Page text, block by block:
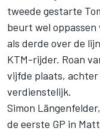
tweede gestarte
beurt wel
als derde over de
KTM-rijder. Roan
vijfde plaats, achter
verdienstelijk.
Simon
de eerste GP in